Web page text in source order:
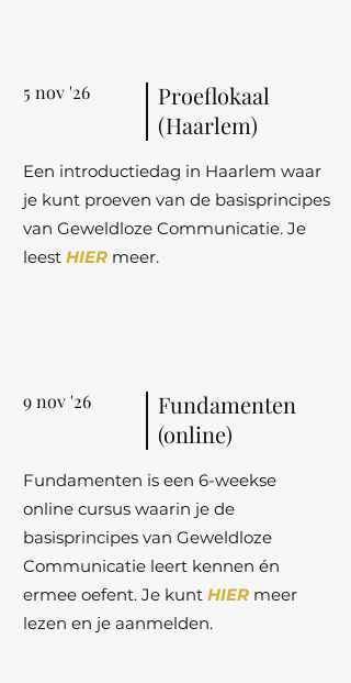
5 nov '26
Proeflokaal
(Haarlem)
Een introductiedag in Haarlem waar
je kunt proeven van de basisprincipes
van Geweldloze Communicatie. Je
leest HIER meer.
9 nov '26
Fundamenten
(online)
Fundamenten is een 6-weekse
online cursus waarin je de
basisprincipes van Geweldloze
Communicatie leert kennen én
ermee oefent. Je kunt HIER meer
lezen en je aanmelden.